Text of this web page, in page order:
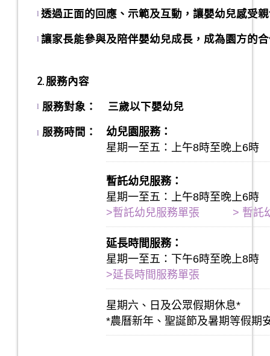
l 透過正面的回應、示範及互動，讓嬰幼兒感受
l 讓家長能參與及陪伴嬰幼兒成長，成為園方的
2. 服務內容
l 服務對象： 三歲以下嬰幼兒
l 服務時間：
幼兒園服務：
星期一至五：上午8時至晚上6時
暫託幼兒服務：
星期一至五：上午8時至晚上6時
>暫託幼兒服務單張
> 暫託
延長時間服務：
星期一至五：下午6時至晚上8時
>延長時間服務單張
星期六、日及公眾假期休息*
*農曆新年、聖誕節及暑期等假期